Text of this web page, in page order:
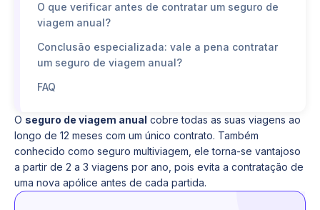
O seguro de viagem anual cobre todas as suas viagens ao
longo de 12 meses com um único contrato. Também
conhecido como seguro multiviagem, ele torna-se vantajoso
a partir de 2 a 3 viagens por ano, pois evita a contratação de
uma nova apólice antes de cada partida.
O que verificar antes de contratar um seguro de
viagem anual?
Conclusão especializada: vale a pena contratar
um seguro de viagem anual?
FAQ